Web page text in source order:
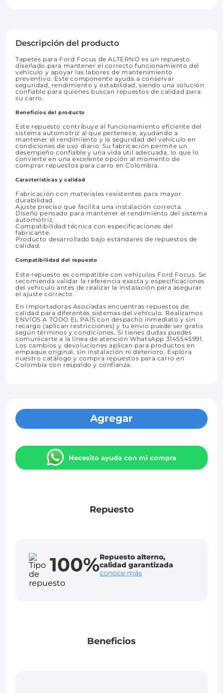
Descripción del producto
Tapetes para Ford Focus de ALTERNO es un repuesto
diseñado para mantener el correcto funcionamiento del
vehículo y apoyar las labores de mantenimiento
preventivo. Este componente ayuda a conservar
seguridad, rendimiento y estabilidad, siendo una solución
confiable para quienes buscan repuestos de calidad para
su carro.
Beneficios del producto
Este repuesto contribuye al funcionamiento eficiente del
sistema automotriz al que pertenece, ayudando a
mantener el rendimiento y la seguridad del vehículo en
condiciones de uso diario. Su fabricación permite un
desempeño confiable y una vida útil adecuada, lo que lo
convierte en una excelente opción al momento de
comprar repuestos para carro en Colombia.
Características y calidad
Fabricación con materiales resistentes para mayor
durabilidad.
Ajuste preciso que facilita una instalación correcta.
Diseño pensado para mantener el rendimiento del sistema
automotriz.
Compatibilidad técnica con especificaciones del
fabricante.
Producto desarrollado bajo estándares de repuestos de
calidad.
Compatibilidad del repuesto
Este repuesto es compatible con vehículos Ford Focus. Se
recomienda validar la referencia exacta y especificaciones
del vehículo antes de realizar la instalación para asegurar
el ajuste correcto.
En Importadoras Asociadas encuentras repuestos de
calidad para diferentes sistemas del vehículo. Realizamos
ENVÍOS A TODO EL PAÍS con despacho inmediato y sin
recargo (aplican restricciones) y tu envío puede ser gratis
según términos y condiciones. Si tienes dudas puedes
comunicarte a la línea de atención WhatsApp 3145545991.
Los cambios y devoluciones aplican para productos en
empaque original, sin instalación ni deterioro. Explora
nuestro catálogo y compra repuestos para carro en
Colombia con respaldo y confianza.
Agregar
Necesito ayuda con mi compra
Repuesto
100%Repuesto alterno,
calidad garantizada
conoce más
Beneficios